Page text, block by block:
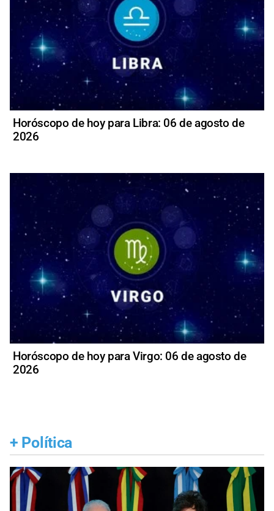
Horóscopo de hoy para Libra: 06 de agosto de
2026
Horóscopo de hoy para Virgo: 06 de agosto de
2026
+ Política